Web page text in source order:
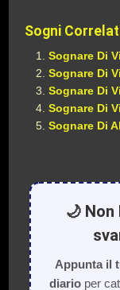
Sogni
Sognare Di
Sognare Di
Sognare Di
Sognare Di
Sognare Di
🌙
Appunta il
diarioper